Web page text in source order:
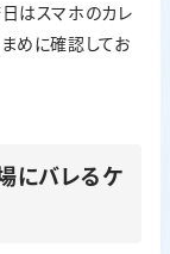
はスマホのカレ
めに確認してお
にバレるケ